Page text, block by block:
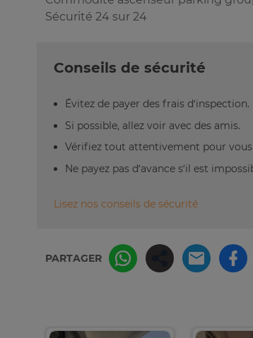
Sécurité 24 sur 24
Conseils de sécurité
Évitez de payer des frais d’inspection.
Si possible, allez voir avec des amis.
Vérifiez tout attentivement pour vous
Ne payez pas d’avance s’il est
Lisez nos conseils de sécurité
PARTAGER